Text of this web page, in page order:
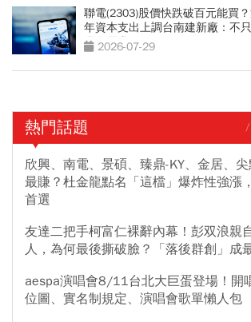
聯電(2303)股價快跌破百元能買
年資本支出上調台南建新廠：不
潛在需求
2026-07-29
熱門話題 /
欣興、南電、景碩、臻鼎-KY、金居、
最賺？杜金龍點名「這檔」爆炸性強漲
首選
友達二把手柯富仁裸辭內幕！彭双浪親
人，為何最後撕破臉？「落後群創」成
aespa演唱會8/11台北大巨蛋登場！開
位圖、實名制規定、演唱會歌單懶人包